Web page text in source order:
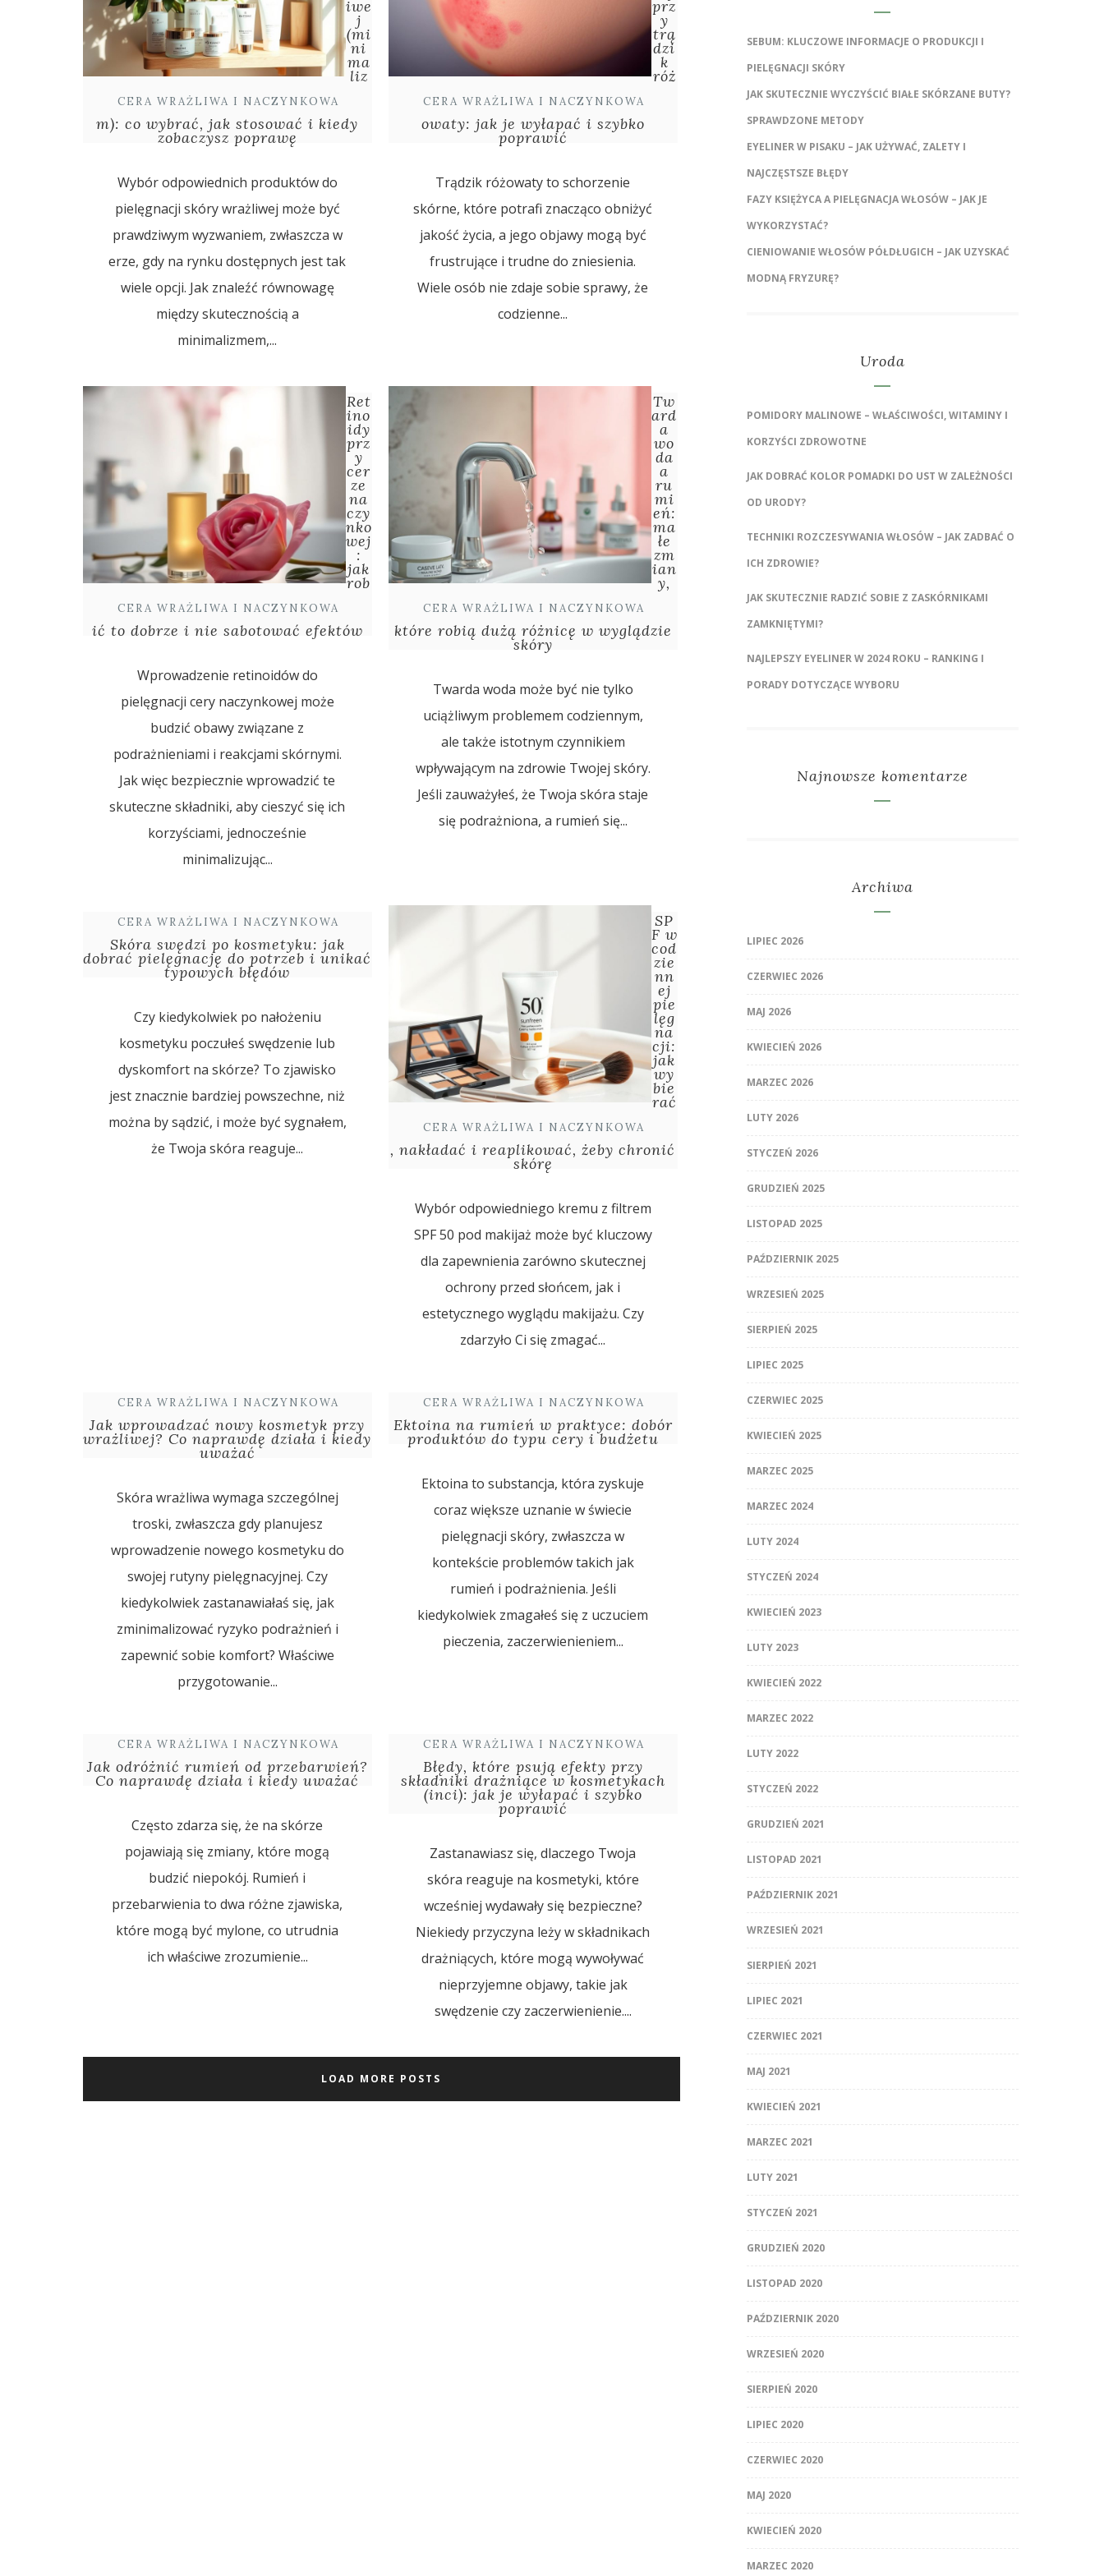
CERA WRAŻLIWA I NACZYNKOWA
iwe
j
(mi
ni
ma
liz
m): co wybrać, jak stosować i kiedy
zobaczysz poprawę
Wybór odpowiednich produktów do
pielęgnacji skóry wrażliwej może być
prawdziwym wyzwaniem, zwłaszcza w
erze, gdy na rynku dostępnych jest tak
wiele opcji. Jak znaleźć równowagę
między skutecznością a
minimalizmem,...
CERA WRAŻLIWA I NACZYNKOWA
prz
y
trą
dzi
k
róż
owaty: jak je wyłapać i szybko
poprawić
Trądzik różowaty to schorzenie
skórne, które potrafi znacząco obniżyć
jakość życia, a jego objawy mogą być
frustrujące i trudne do zniesienia.
Wiele osób nie zdaje sobie sprawy, że
codzienne...
CERA WRAŻLIWA I NACZYNKOWA
Ret
ino
idy
prz
y
cer
ze
na
czy
nko
wej
:
jak
rob
ić to dobrze i nie sabotować efektów
Wprowadzenie retinoidów do
pielęgnacji cery naczynkowej może
budzić obawy związane z
podrażnieniami i reakcjami skórnymi.
Jak więc bezpiecznie wprowadzić te
skuteczne składniki, aby cieszyć się ich
korzyściami, jednocześnie
minimalizując...
CERA WRAŻLIWA I NACZYNKOWA
Tw
ard
a
wo
da
a
ru
mi
eń:
ma
łe
zm
ian
y,
które robią dużą różnicę w wyglądzie
skóry
Twarda woda może być nie tylko
uciążliwym problemem codziennym,
ale także istotnym czynnikiem
wpływającym na zdrowie Twojej skóry.
Jeśli zauważyłeś, że Twoja skóra staje
się podrażniona, a rumień się...
CERA WRAŻLIWA I NACZYNKOWA
Skóra swędzi po kosmetyku: jak
dobrać pielęgnację do potrzeb i unikać
typowych błędów
Czy kiedykolwiek po nałożeniu
kosmetyku poczułeś swędzenie lub
dyskomfort na skórze? To zjawisko
jest znacznie bardziej powszechne, niż
można by sądzić, i może być sygnałem,
że Twoja skóra reaguje...
CERA WRAŻLIWA I NACZYNKOWA
SP
F w
cod
zie
nn
ej
pie
lęg
na
cji:
jak
wy
bie
rać
, nakładać i reaplikować, żeby chronić
skórę
Wybór odpowiedniego kremu z filtrem
SPF 50 pod makijaż może być kluczowy
dla zapewnienia zarówno skutecznej
ochrony przed słońcem, jak i
estetycznego wyglądu makijażu. Czy
zdarzyło Ci się zmagać...
CERA WRAŻLIWA I NACZYNKOWA
Jak wprowadzać nowy kosmetyk przy
wrażliwej? Co naprawdę działa i kiedy
uważać
Skóra wrażliwa wymaga szczególnej
troski, zwłaszcza gdy planujesz
wprowadzenie nowego kosmetyku do
swojej rutyny pielęgnacyjnej. Czy
kiedykolwiek zastanawiałaś się, jak
zminimalizować ryzyko podrażnień i
zapewnić sobie komfort? Właściwe
przygotowanie...
CERA WRAŻLIWA I NACZYNKOWA
Ektoina na rumień w praktyce: dobór
produktów do typu cery i budżetu
Ektoina to substancja, która zyskuje
coraz większe uznanie w świecie
pielęgnacji skóry, zwłaszcza w
kontekście problemów takich jak
rumień i podrażnienia. Jeśli
kiedykolwiek zmagałeś się z uczuciem
pieczenia, zaczerwienieniem...
CERA WRAŻLIWA I NACZYNKOWA
Jak odróżnić rumień od przebarwień?
Co naprawdę działa i kiedy uważać
Często zdarza się, że na skórze
pojawiają się zmiany, które mogą
budzić niepokój. Rumień i
przebarwienia to dwa różne zjawiska,
które mogą być mylone, co utrudnia
ich właściwe zrozumienie...
CERA WRAŻLIWA I NACZYNKOWA
Błędy, które psują efekty przy
składniki drażniące w kosmetykach
(inci): jak je wyłapać i szybko
poprawić
Zastanawiasz się, dlaczego Twoja
skóra reaguje na kosmetyki, które
wcześniej wydawały się bezpieczne?
Niekiedy przyczyna leży w składnikach
drażniących, które mogą wywoływać
nieprzyjemne objawy, takie jak
swędzenie czy zaczerwienienie....
LOAD MORE POSTS
SEBUM: KLUCZOWE INFORMACJE O PRODUKCJI I
PIELĘGNACJI SKÓRY
JAK SKUTECZNIE WYCZYŚCIĆ BIAŁE SKÓRZANE BUTY?
SPRAWDZONE METODY
EYELINER W PISAKU – JAK UŻYWAĆ, ZALETY I
NAJCZĘSTSZE BŁĘDY
FAZY KSIĘŻYCA A PIELĘGNACJA WŁOSÓW – JAK JE
WYKORZYSTAĆ?
CIENIOWANIE WŁOSÓW PÓŁDŁUGICH – JAK UZYSKAĆ
MODNĄ FRYZURĘ?
Uroda
POMIDORY MALINOWE – WŁAŚCIWOŚCI, WITAMINY I
KORZYŚCI ZDROWOTNE
JAK DOBRAĆ KOLOR POMADKI DO UST W ZALEŻNOŚCI
OD URODY?
TECHNIKI ROZCZESYWANIA WŁOSÓW – JAK ZADBAĆ O
ICH ZDROWIE?
JAK SKUTECZNIE RADZIĆ SOBIE Z ZASKÓRNIKAMI
ZAMKNIĘTYMI?
NAJLEPSZY EYELINER W 2024 ROKU – RANKING I
PORADY DOTYCZĄCE WYBORU
Najnowsze komentarze
Archiwa
LIPIEC 2026
CZERWIEC 2026
MAJ 2026
KWIECIEŃ 2026
MARZEC 2026
LUTY 2026
STYCZEŃ 2026
GRUDZIEŃ 2025
LISTOPAD 2025
PAŹDZIERNIK 2025
WRZESIEŃ 2025
SIERPIEŃ 2025
LIPIEC 2025
CZERWIEC 2025
KWIECIEŃ 2025
MARZEC 2025
MARZEC 2024
LUTY 2024
STYCZEŃ 2024
KWIECIEŃ 2023
LUTY 2023
KWIECIEŃ 2022
MARZEC 2022
LUTY 2022
STYCZEŃ 2022
GRUDZIEŃ 2021
LISTOPAD 2021
PAŹDZIERNIK 2021
WRZESIEŃ 2021
SIERPIEŃ 2021
LIPIEC 2021
CZERWIEC 2021
MAJ 2021
KWIECIEŃ 2021
MARZEC 2021
LUTY 2021
STYCZEŃ 2021
GRUDZIEŃ 2020
LISTOPAD 2020
PAŹDZIERNIK 2020
WRZESIEŃ 2020
SIERPIEŃ 2020
LIPIEC 2020
CZERWIEC 2020
MAJ 2020
KWIECIEŃ 2020
MARZEC 2020